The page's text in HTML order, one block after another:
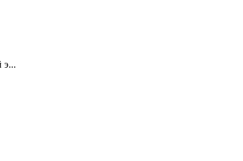
э...